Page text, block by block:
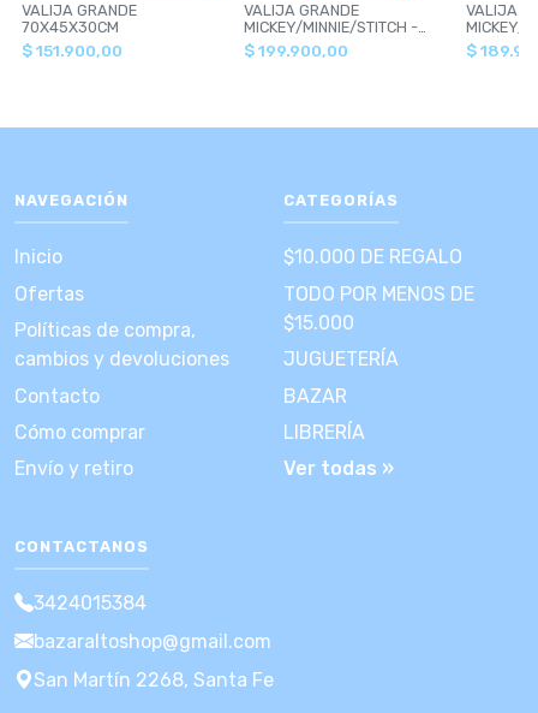
VALIJA GRANDE
70X45X30CM
$ 151.900,00
VALIJA GRANDE
MICKEY/MINNIE/STITCH -
CROSSOVER
$ 199.900,00
VALIJA
MICKEY/
$
NAVEGACIÓN
Inicio
Ofertas
Políticas de compra,
cambios y devoluciones
Contacto
Cómo comprar
Envío y retiro
CATEGORÍAS
$10.000 DE REGALO
TODO POR MENOS DE
$15.000
JUGUETERÍA
BAZAR
LIBRERÍA
Ver todas »
CONTACTANOS
3424015384
bazaraltoshop@gmail.com
San Martín 2268, Santa Fe